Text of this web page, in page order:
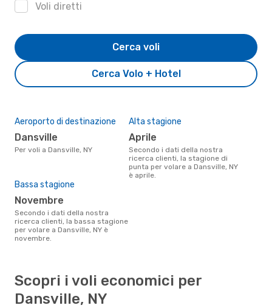
Voli diretti
Cerca Volo + Hotel
Cerca voli
Aeroporto di destinazione
Dansville
Per voli a Dansville, NY
Alta stagione
aprile
Secondo i dati della nostra
ricerca clienti, la stagione di
punta per volare a Dansville, NY
è aprile.
Bassa stagione
novembre
Secondo i dati della nostra
ricerca clienti, la bassa stagione
per volare a Dansville, NY è
novembre.
Scopri i voli economici per
Dansville, NY